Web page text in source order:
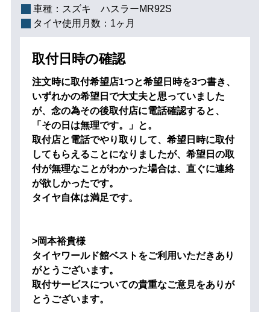
車種： スズキ ハスラーMR92S
タイヤ使用月数： 1ヶ月
取付日時の確認
注文時に取付希望店1つと希望日時を3つ書き、
いずれかの希望日で大丈夫と思っていました
が、念の為その後取付店に電話確認すると、
「その日は無理です。」と。
取付店と電話でやり取りして、希望日時に取付
してもらえることになりましたが、希望日の取
付が無理なことがわかった場合は、直ぐに連絡
が欲しかったです。
タイヤ自体は満足です。
>岡本裕貴様
タイヤワールド館ベストをご利用いただきあり
がとうございます。
取付サービスについての貴重なご意見をありが
とうございます。